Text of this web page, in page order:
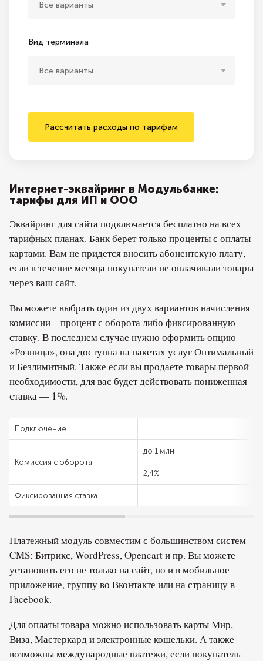
Все варианты
Вид терминала
Все варианты
Рассчитать расходы по тарифам
Интернет-эквайринг в Модульбанке:
тарифы для ИП и ООО
Эквайринг для сайта подключается бесплатно на всех
тарифных планах. Банк берет только проценты с оплаты
картами. Вам не придется вносить абонентскую плату,
если в течение месяца покупатели не оплачивали товары
через ваш сайт.
Вы можете выбрать один из двух вариантов начисления
комиссии – процент с оборота либо фиксированную
ставку. В последнем случае нужно оформить опцию
«Розница», она доступна на пакетах услуг Оптимальный
и Безлимитный. Также если вы продаете товары первой
необходимости, для вас будет действовать пониженная
ставка — 1%.
Подключение
Комиссия с оборота
до 1 млн
2,4%
Фиксированная ставка
Платежный модуль совместим с большинством систем
CMS: Битрикс, WordPress, Opencart и пр. Вы можете
установить его не только на сайт, но и в мобильное
приложение, группу во Вконтакте или на страницу в
Facebook.
Для оплаты товара можно использовать карты Мир,
Виза, Мастеркард и электронные кошельки. А также
возможны международные платежи, если покупатель